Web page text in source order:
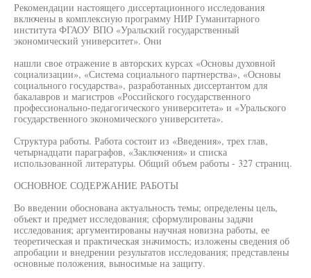
Рекомендации настоящего диссертационного исследования
включены в комплексную программу НИР Гуманитарного
института ФГАОУ ВПО «Уральский государственный
экономический университет». Они
нашли свое отражение в авторских курсах «Основы духовной
социализации», «Система социального партнерства», «Основы
социального государства», разработанных диссертантом для
бакалавров и магистров «Российского государственного
профессионально-педагогического университета» и «Уральского
государственного экономического университета».
Структура работы. Работа состоит из «Введения», трех глав,
четырнадцати параграфов, «Заключения» и списка
использованной литературы. Общий объем работы - 327 страниц.
ОСНОВНОЕ СОДЕРЖАНИЕ РАБОТЫ
Во введении обоснована актуальность темы; определены цель,
объект и предмет исследования; сформулированы задачи
исследования; аргументированы научная новизна работы, ее
теоретическая и практическая значимость; изложены сведения об
апробации и внедрении результатов исследования; представлены
основные положения, выносимые на защиту.